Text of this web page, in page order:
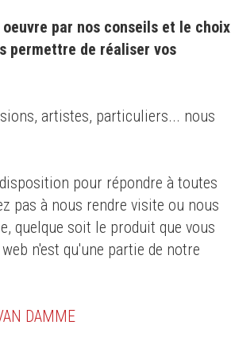
par nos conseils et le choix
permettre de réaliser vos
artistes, particuliers... nous
pour répondre à toutes
pas à nous rendre visite ou nous
quelque soit le produit que vous
n'est qu'une partie de notre
DAMME